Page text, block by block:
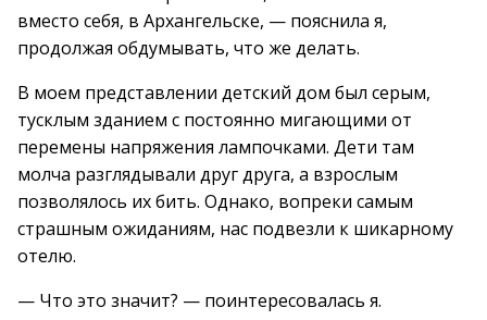
вместо себя, в Архангельске, — пояснила я,
продолжая обдумывать, что же делать.
В моем представлении детский дом был серым,
тусклым зданием с постоянно мигающими от
перемены напряжения лампочками. Дети там
молча разглядывали друг друга, а взрослым
позволялось их бить. Однако, вопреки самым
страшным ожиданиям, нас подвезли к шикарному
отелю.
— Что это значит? — поинтересовалась я.